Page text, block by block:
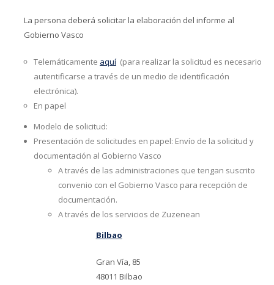
La persona deberá solicitar la elaboración del informe al
Gobierno Vasco
Telemáticamente aquí (para realizar la solicitud es necesario
autentificarse a través de un medio de identificación
electrónica).
En papel
Modelo de solicitud:
Presentación de solicitudes en papel: Envío de la solicitud y
documentación al Gobierno Vasco
A través de las administraciones que tengan suscrito
convenio con el Gobierno Vasco para recepción de
documentación.
A través de los servicios de Zuzenean
Bilbao
Gran Vía, 85
48011 Bilbao